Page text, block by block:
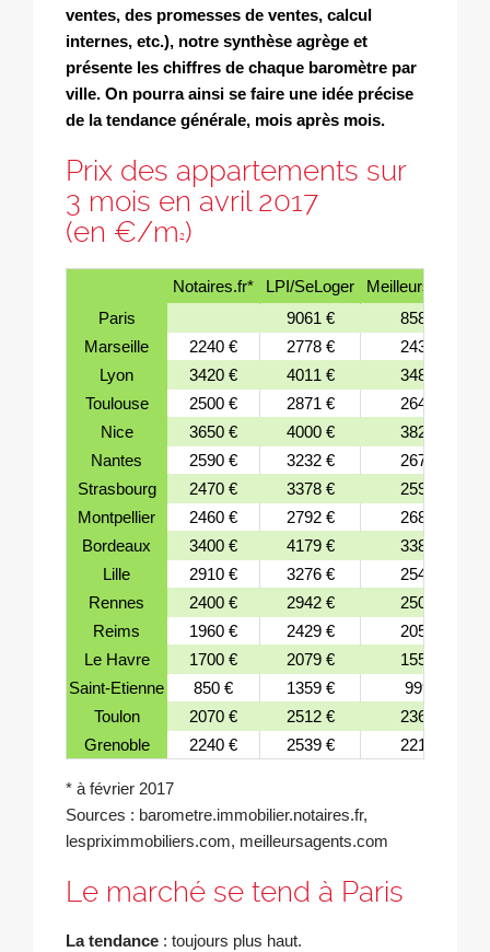
ventes, des promesses de ventes, calcul
internes, etc.), notre synthèse agrège et
présente les chiffres de chaque baromètre par
ville. On pourra ainsi se faire une idée précise
de la tendance générale, mois après mois.
Prix des appartements sur
3 mois en avril 2017
(en €/m 2)
Notaires.fr* LPI/SeLoger
MeilleursAgents
Paris
9061 €
8589 €
Marseille
2240 € 2778 €
2437 €
Lyon
3420 € 4011 €
3483 €
Toulouse
2500 € 2871 €
2644 €
Nice
3650 € 4000 €
3829 €
Nantes
2590 € 3232 €
2679 €
Strasbourg
2470 € 3378 €
2593 €
Montpellier
2460 € 2792 €
2689 €
Bordeaux
3400 € 4179 €
3386 €
Lille
2910 € 3276 €
2546 €
Rennes
2400 € 2942 €
2509 €
Reims
1960 € 2429 €
2053 €
Le Havre
1700 € 2079 €
1553 €
Saint-Etienne
850 € 1359 €
999 €
Toulon
2070 € 2512 €
2363 €
Grenoble
2240 € 2539 € 2216 €
* à février 2017
Sources : barometre.immobilier.notaires.fr,
lespriximmobiliers.com, meilleursagents.com
Le marché se tend à Paris
La tendance : toujours plus haut.